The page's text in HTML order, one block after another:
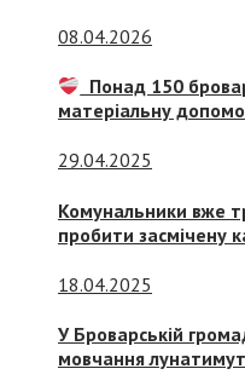
08.04.2026
Понад 150
матеріальну
29.04.2025
Комунальники вже
пробити засмічену
18.04.2025
У Броварській
мовчання